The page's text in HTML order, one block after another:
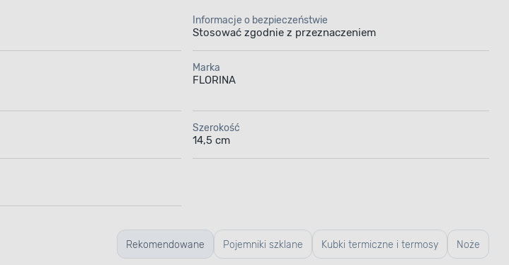
Informacje o bezpieczeństwie
Stosować zgodnie z przeznaczeniem
Marka
FLORINA
Szerokość
14,5 cm
Rekomendowane Pojemniki szklane Kubki termiczne i termosy Noże